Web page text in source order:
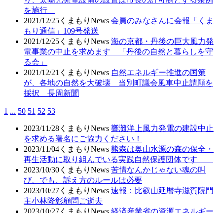
を施行
2021/12/25 くまもりNews 会員のみなさんに会報「くま
もり通信」109号発送
2021/12/25 くまもりNews 海の京都・丹後の巨大風力発
電事業の中止を求めます 「丹後の自然と暮らしを守
る会」
2021/12/21 くまもりNews 自然エネルギー推進の国策
が、各地の自然を大破壊 当別町議会風車中止請願を
採択 長周新聞
1 ... 50 51 52 53
2023/11/28 くまもりNews 響灘洋上風力発電の建設中止
を求める署名にご協力ください！
2023/11/04 くまもりNews 熊森は奥山水源の森の保全・
再生活動に取り組んでいる実践自然保護団体です
2023/10/30 くまもりNews 苦情なんかじゃない魂の叫
び、でも、訴え方のルールは必要
2023/10/27 くまもりNews 速報：比叡山延暦寺滋賀院門
主小林隆彰顧問ご逝去
2023/10/27 くまもりNews 経済産業省の資源エネルギー